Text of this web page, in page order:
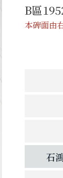
B區
本碑面由
石